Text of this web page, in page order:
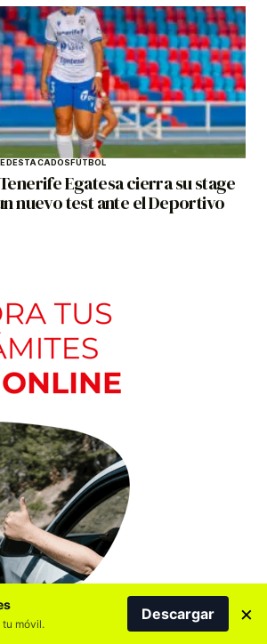
DESTACADOSFÚTBOL
Egatesa cierra su stage
nuevo test ante el Deportivo
tu móvil.
Descargar ×